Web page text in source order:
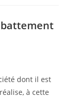
dont il est
à cette